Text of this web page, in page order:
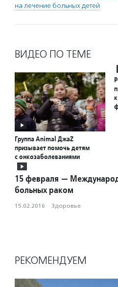
на лечение больных детей
ВИДЕО ПО ТЕМЕ
Группа Animal ДжаZ
призывает помочь детям
с онкозаболеваниями
15 февраля —
больных раком
15.02.2016 · Здоровье
РЕКОМЕНДУЕМ